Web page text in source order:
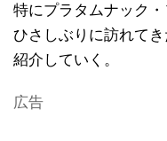
特にプラタムナック・
ひさしぶりに訪れて
紹介していく。
広告